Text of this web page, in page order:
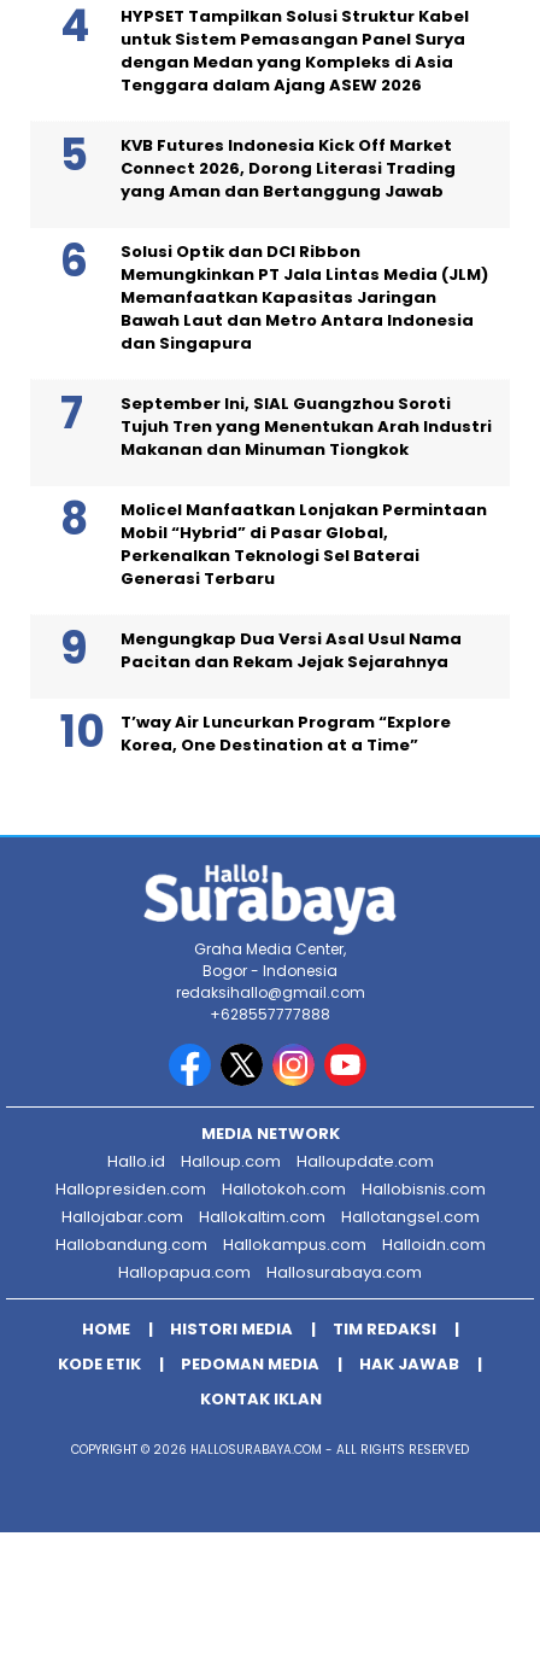
HYPSET Tampilkan Solusi Struktur Kabel
untuk Sistem Pemasangan Panel Surya
dengan Medan yang Kompleks di Asia
Tenggara dalam Ajang ASEW 2026
KVB Futures Indonesia Kick Off Market
Connect 2026, Dorong Literasi Trading
yang Aman dan Bertanggung Jawab
Solusi Optik dan DCI Ribbon
Memungkinkan PT Jala Lintas Media (JLM)
Memanfaatkan Kapasitas Jaringan
Bawah Laut dan Metro Antara Indonesia
dan Singapura
September Ini, SIAL Guangzhou Soroti
Tujuh Tren yang Menentukan Arah Industri
Makanan dan Minuman Tiongkok
Molicel Manfaatkan Lonjakan Permintaan
Mobil “Hybrid” di Pasar Global,
Perkenalkan Teknologi Sel Baterai
Generasi Terbaru
Mengungkap Dua Versi Asal Usul Nama
Pacitan dan Rekam Jejak Sejarahnya
T’way Air Luncurkan Program “Explore
Korea, One Destination at a Time”
Graha Media Center,
Bogor - Indonesia
redaksihallo@gmail.com
+628557777888
MEDIA NETWORK
Hallo.id
Halloup.com
Halloupdate.com
Hallopresiden.com
Hallotokoh.com
Hallobisnis.com
Hallojabar.com
Hallokaltim.com
Hallotangsel.com
Hallobandung.com
Hallokampus.com
Halloidn.com
Hallopapua.com
Hallosurabaya.com
HOME HISTORI MEDIA
TIM REDAKSI
KODE ETIK
PEDOMAN MEDIA
HAK JAWAB
KONTAK IKLAN
COPYRIGHT © 2026 HALLOSURABAYA.COM - ALL RIGHTS RESERVED